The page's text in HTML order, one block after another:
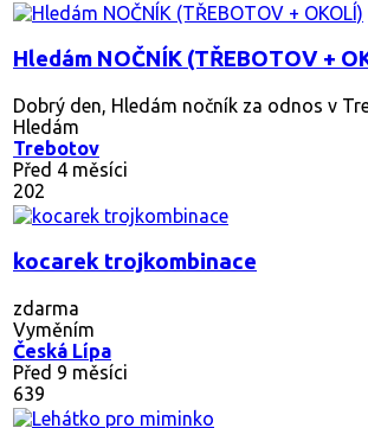
Hledám NOČNÍK (TŘEBOTOV +
Dobrý den, Hledám nočník za odnos v
Hledám
Trebotov
Před 4 měsíci
202
kocarek trojkombinace
zdarma
Vyměním
Česká Lípa
Před 9 měsíci
639